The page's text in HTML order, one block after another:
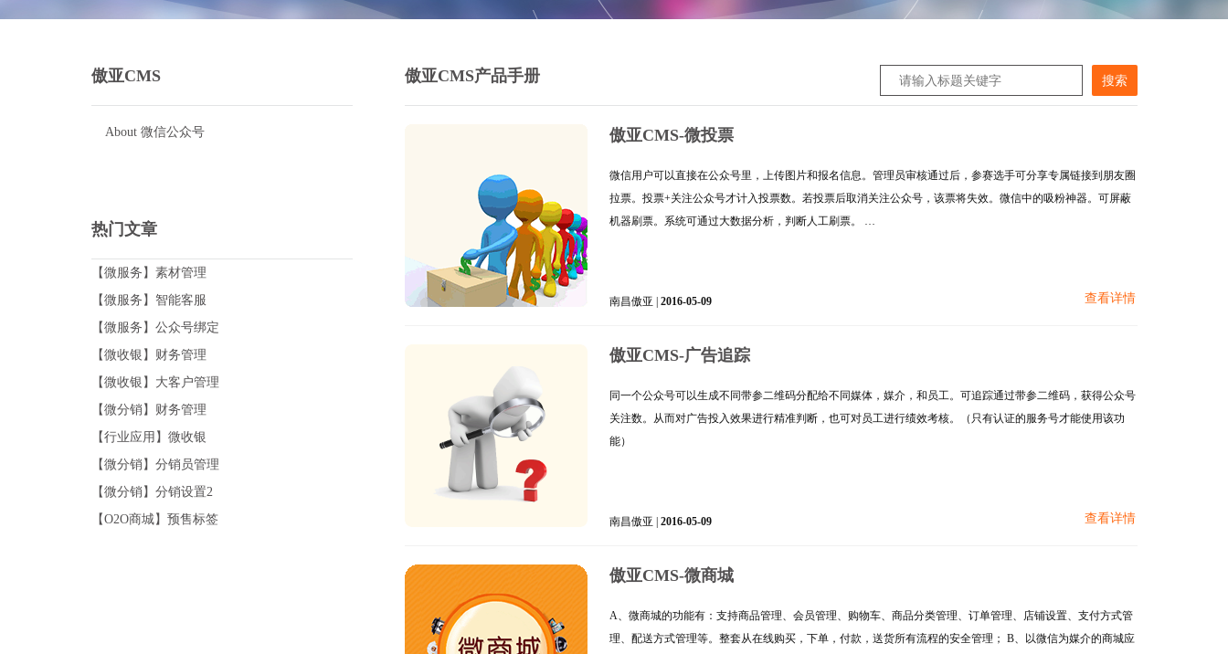
傲亚CMS
About 微信公众号
热门文章
【微服务】素材管理
【微服务】智能客服
【微服务】公众号绑定
【微收银】财务管理
【微收银】大客户管理
【微分销】财务管理
【行业应用】微收银
【微分销】分销员管理
【微分销】分销设置2
【O2O商城】预售标签
傲亚CMS产品手册
傲亚CMS-微投票
微信用户可以直接在公众号里，上传图片和报名信息。管理员审核通过后，参赛选手可分享专属链接到朋友圈
拉票。投票+关注公众号才计入投票数。若投票后取消关注公众号，该票将失效。微信中的吸粉神器。可屏蔽
机器刷票。系统可通过大数据分析，判断人工刷票。 …
南昌傲亚 |2016-05-09 查看详情
傲亚CMS-广告追踪
同一个公众号可以生成不同带参二维码分配给不同媒体，媒介，和员工。可追踪通过带参二维码，获得公众号
关注数。从而对广告投入效果进行精准判断，也可对员工进行绩效考核。（只有认证的服务号才能使用该功
能）
南昌傲亚 |2016-05-09 查看详情
傲亚CMS-微商城
A、微商城的功能有：支持商品管理、会员管理、购物车、商品分类管理、订单管理、店铺设置、支付方式管
理、配送方式管理等。整套从在线购买，下单，付款，送货所有流程的安全管理； B、以微信为媒介的商城应